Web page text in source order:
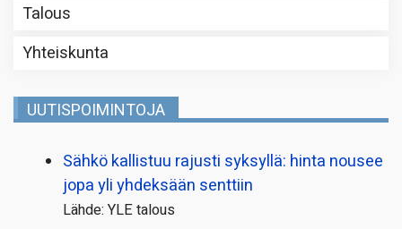
Talous
Yhteiskunta
UUTISPOIMINTOJA
Sähkö kallistuu rajusti syksyllä: hinta nousee
jopa yli yhdeksään senttiin
Lähde: YLE talous